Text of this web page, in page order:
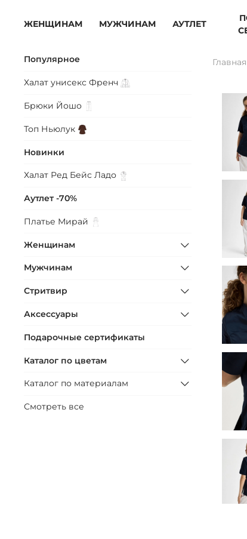
ЖЕНЩИНАМ МУЖЧИНАМ АУТЛЕТ
Главная
Популярное
Халат унисекс Френч
Брюки Йошо
Топ Ньюлук
Новинки
Халат Ред Бейс Ладо
Аутлет -70%
Платье Мирай
Женщинам
Мужчинам
Стритвир
Аксессуары
Подарочные сертификаты
Каталог по цветам
Каталог по материалам
Смотреть все